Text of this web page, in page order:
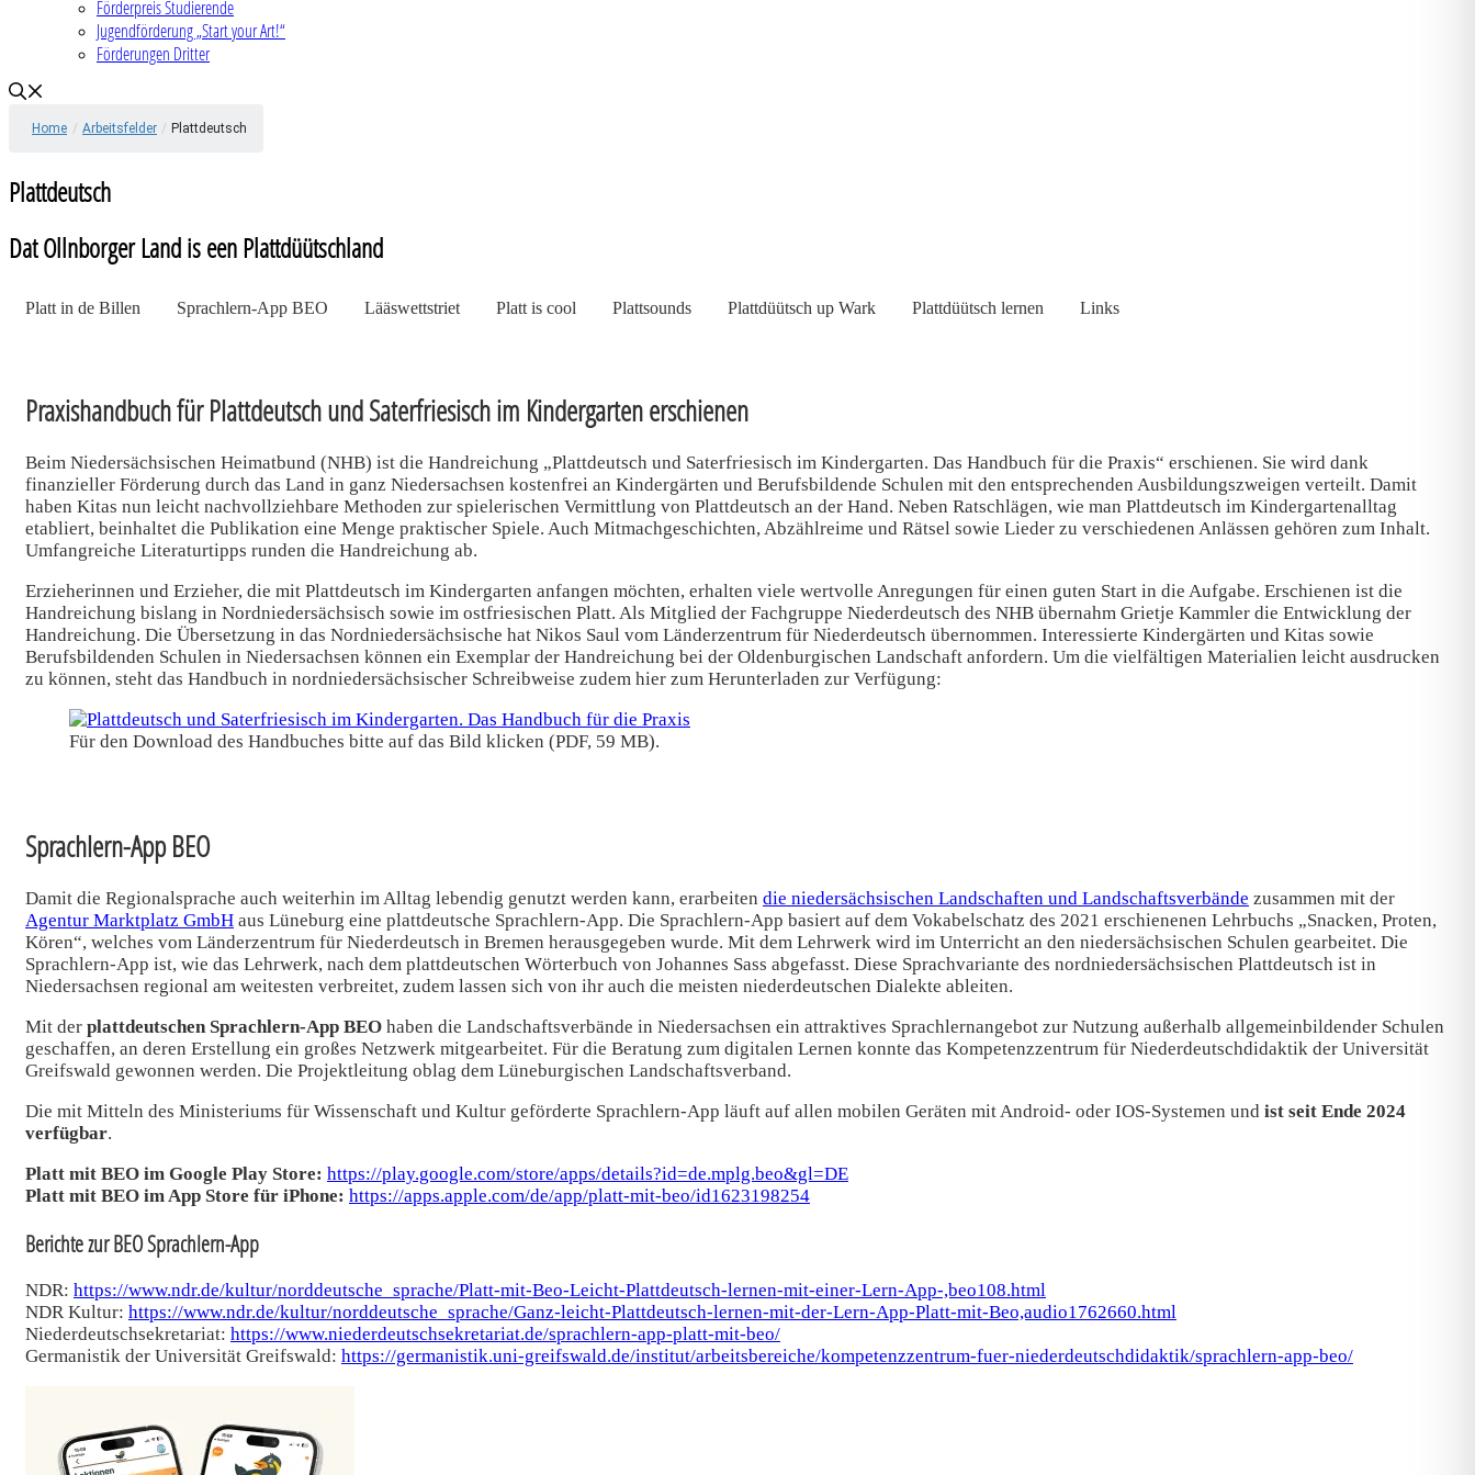
Förderpreis Studierende
Jugendförderung „Start your Art!“
Förderungen Dritter
Home / Arbeitsfelder / Plattdeutsch
Plattdeutsch
Dat Ollnborger Land is een Plattdüütschland
Platt in de Billen Sprachlern-App BEO Lääswettstriet Platt is cool Plattsounds Plattdüütsch up Wark Plattdüütsch lernen Links
Praxishandbuch für Plattdeutsch und Saterfriesisch im Kindergarten erschienen
Beim Niedersächsischen Heimatbund (NHB) ist die Handreichung „Plattdeutsch und Saterfriesisch im Kindergarten. Das Handbuch für die Praxis“ erschienen. Sie wird dank
finanzieller Förderung durch das Land in ganz Niedersachsen kostenfrei an Kindergärten und Berufsbildende Schulen mit den entsprechenden Ausbildungszweigen verteilt. Damit
haben Kitas nun leicht nachvollziehbare Methoden zur spielerischen Vermittlung von Plattdeutsch an der Hand. Neben Ratschlägen, wie man Plattdeutsch im Kindergartenalltag
etabliert, beinhaltet die Publikation eine Menge praktischer Spiele. Auch Mitmachgeschichten, Abzählreime und Rätsel sowie Lieder zu verschiedenen Anlässen gehören zum Inhalt.
Umfangreiche Literaturtipps runden die Handreichung ab.
Erzieherinnen und Erzieher, die mit Plattdeutsch im Kindergarten anfangen möchten, erhalten viele wertvolle Anregungen für einen guten Start in die Aufgabe. Erschienen ist die
Handreichung bislang in Nordniedersächsisch sowie im ostfriesischen Platt. Als Mitglied der Fachgruppe Niederdeutsch des NHB übernahm Grietje Kammler die Entwicklung der
Handreichung. Die Übersetzung in das Nordniedersächsische hat Nikos Saul vom Länderzentrum für Niederdeutsch übernommen. Interessierte Kindergärten und Kitas sowie
Berufsbildenden Schulen in Niedersachsen können ein Exemplar der Handreichung bei der Oldenburgischen Landschaft anfordern. Um die vielfältigen Materialien leicht ausdrucken
zu können, steht das Handbuch in nordniedersächsischer Schreibweise zudem hier zum Herunterladen zur Verfügung:
Für den Download des Handbuches bitte auf das Bild klicken (PDF, 59 MB).
Sprachlern-App BEO
Damit die Regionalsprache auch weiterhin im Alltag lebendig genutzt werden kann, erarbeiten die niedersächsischen Landschaften und Landschaftsverbände zusammen mit der
Agentur Marktplatz GmbH aus Lüneburg eine plattdeutsche Sprachlern-App. Die Sprachlern-App basiert auf dem Vokabelschatz des 2021 erschienenen Lehrbuchs „Snacken, Proten,
Kören“, welches vom Länderzentrum für Niederdeutsch in Bremen herausgegeben wurde. Mit dem Lehrwerk wird im Unterricht an den niedersächsischen Schulen gearbeitet. Die
Sprachlern-App ist, wie das Lehrwerk, nach dem plattdeutschen Wörterbuch von Johannes Sass abgefasst. Diese Sprachvariante des nordniedersächsischen Plattdeutsch ist in
Niedersachsen regional am weitesten verbreitet, zudem lassen sich von ihr auch die meisten niederdeutschen Dialekte ableiten.
Mit der plattdeutschen Sprachlern-App BEO haben die Landschaftsverbände in Niedersachsen ein attraktives Sprachlernangebot zur Nutzung außerhalb allgemeinbildender Schulen
geschaffen, an deren Erstellung ein großes Netzwerk mitgearbeitet. Für die Beratung zum digitalen Lernen konnte das Kompetenzzentrum für Niederdeutschdidaktik der Universität
Greifswald gewonnen werden. Die Projektleitung oblag dem Lüneburgischen Landschaftsverband.
Die mit Mitteln des Ministeriums für Wissenschaft und Kultur geförderte Sprachlern-App läuft auf allen mobilen Geräten mit Android- oder IOS-Systemen und ist seit Ende 2024
verfügbar.
Platt mit BEO im Google Play Store: https://play.google.com/store/apps/details?id=de.mplg.beo&gl=DE
Platt mit BEO im App Store für iPhone: https://apps.apple.com/de/app/platt-mit-beo/id1623198254
Berichte zur BEO Sprachlern-App
NDR: https://www.ndr.de/kultur/norddeutsche_sprache/Platt-mit-Beo-Leicht-Plattdeutsch-lernen-mit-einer-Lern-App-,beo108.html
NDR Kultur: https://www.ndr.de/kultur/norddeutsche_sprache/Ganz-leicht-Plattdeutsch-lernen-mit-der-Lern-App-Platt-mit-Beo,audio1762660.html
Niederdeutschsekretariat: https://www.niederdeutschsekretariat.de/sprachlern-app-platt-mit-beo/
Germanistik der Universität Greifswald: https://germanistik.uni-greifswald.de/institut/arbeitsbereiche/kompetenzzentrum-fuer-niederdeutschdidaktik/sprachlern-app-beo/